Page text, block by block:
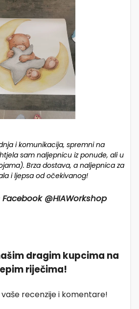
i komunikacija, spremni na
sam naljepnicu iz ponude, ali u
Brza dostava, a naljepnica za
i ljepsa od očekivanog!
Facebook @HIAWorkshop
dragim kupcima na
riječima!
recenzije i komentare!